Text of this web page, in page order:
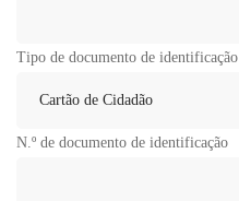
Tipo de documento de identificação
N.º de documento de identificação